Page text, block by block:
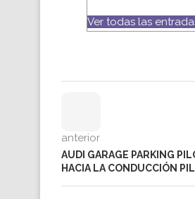
Ver todas las
anterior
AUDI GARAGE PARKING
HACIA LA CONDUCCIÓN